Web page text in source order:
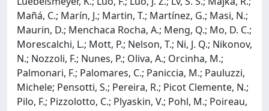
Mañá, C.; Marín, J.; Martin, T.; Martínez, G.; Masi, N.;
Maurin, D.; Menchaca Rocha, A.; Meng, Q.; Mo, D. C.;
Morescalchi, L.; Mott, P.; Nelson, T.; Ni, J. Q.; Nikonov,
N.; Nozzoli, F.; Nunes, P.; Oliva, A.; Orcinha, M.;
Palmonari, F.; Palomares, C.; Paniccia, M.; Pauluzzi,
Michele; Pensotti, S.; Pereira, R.; Picot Clemente, N.;
Pilo, F.; Pizzolotto, C.; Plyaskin, V.; Pohl, M.; Poireau,